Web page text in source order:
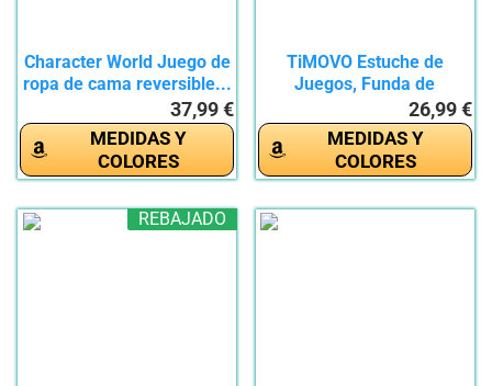
Character World Juego de
ropa de cama reversible...
37,99 €
MEDIDAS Y
COLORES
TiMOVO Estuche de
Juegos, Funda de
26,99 €
MEDIDAS Y
COLORES
REBAJADO